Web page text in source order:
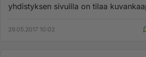
yhdistyksen sivuilla on tilaa
29.05.2017 10:02